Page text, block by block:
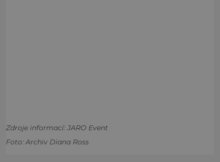
Zdroje informací: JARO Event
Foto: Archiv Diana Ross